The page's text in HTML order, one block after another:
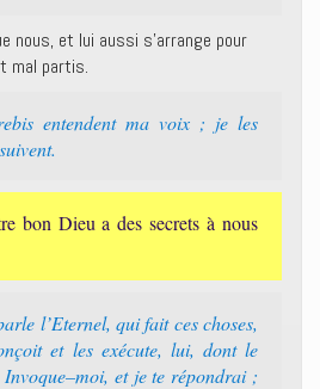
nous, et lui aussi s’arrange pour
mal partis.
entendent ma voix ; je les
bon Dieu a des secrets à nous
l’Eternel, qui fait ces choses,
et les exécute, lui, dont le
et je te répondrai ;